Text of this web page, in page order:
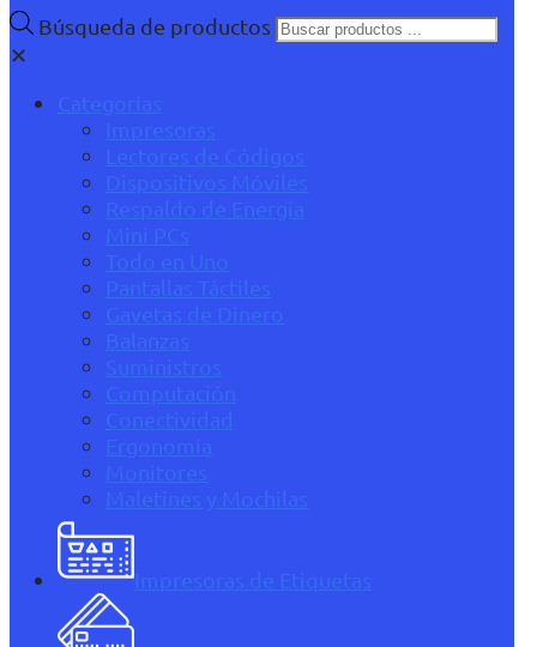
Búsqueda de productos
✕
Categorías
Impresoras
Lectores de Códigos
Dispositivos Móviles
Respaldo de Energía
Mini PCs
Todo en Uno
Pantallas Táctiles
Gavetas de Dinero
Balanzas
Suministros
Computación
Conectividad
Ergonomía
Monitores
Maletines y Mochilas
Impresoras de Etiquetas